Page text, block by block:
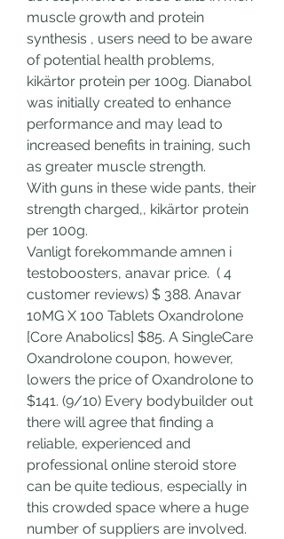
muscle growth and protein
synthesis , users need to be aware
of potential health problems,
kikärtor protein per 100g. Dianabol
was initially created to enhance
performance and may lead to
increased benefits in training, such
as greater muscle strength.
With guns in these wide pants, their
strength charged,, kikärtor protein
per 100g.
Vanligt forekommande amnen i
testoboosters, anavar price.  ( 4
customer reviews) $ 388. Anavar
10MG X 100 Tablets Oxandrolone
[Core Anabolics] $85. A SingleCare
Oxandrolone coupon, however,
lowers the price of Oxandrolone to
$141. (9/10) Every bodybuilder out
there will agree that finding a
reliable, experienced and
professional online steroid store
can be quite tedious, especially in
this crowded space where a huge
number of suppliers are involved.